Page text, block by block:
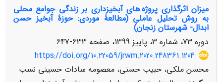
میزان اثرگذاری پروژه های آبخیزداری بر زندگی جوامع محلی
به روش تحلیل عاملی (مطالعۀ موردی: حوزۀ آبخیز حسن
ابدال- شهرستان زنجان)
دوره 73، شماره 3، پاییز 1399، صفحه
633-647
https://doi.org/10.22059/jrwm.2020.248361.1204
محسن ملکی، حبیب حسنی، معصومه سادات حسینی نسب